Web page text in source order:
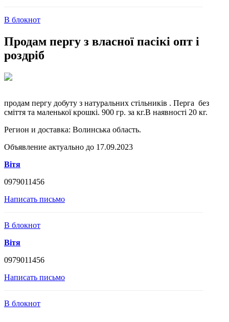
В блокнот
Продам пергу з власної пасікі опт і
роздріб
продам пергу добуту з натуральних стільників . Перга без
сміття та маленької крошкі. 900 гр. за кг.В наявності 20 кг.
Регион и доставка: Волинська область.
Объявление актуально до 17.09.2023
Вітя
0979011456
Написать письмо
В блокнот
Вітя
0979011456
Написать письмо
В блокнот